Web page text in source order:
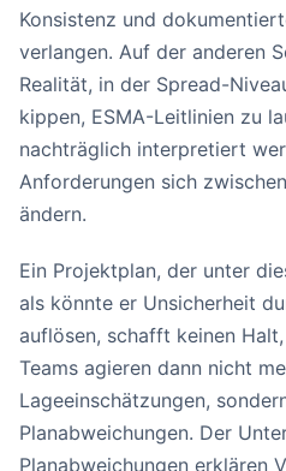
Konsistenz und
verlangen. Auf der anderen
Realität, in der Spread-
kippen, ESMA-Leitlinien zu
nachträglich interpretiert
Anforderungen sich
ändern.
Ein Projektplan, der unter
als könnte er Unsicherheit
auflösen, schafft keinen
Teams agieren dann nicht
Lageeinschätzungen,
Planabweichungen. Der
Planabweichungen erklären